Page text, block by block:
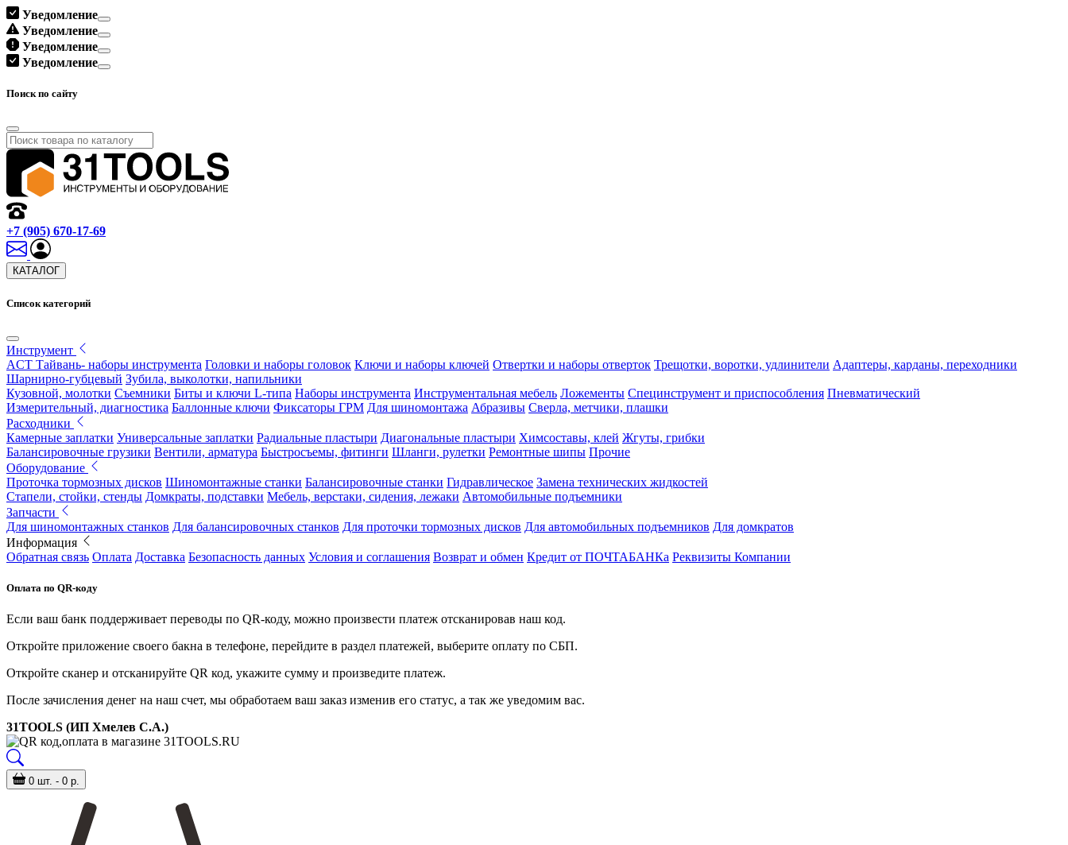
Уведомление
Уведомление
Уведомление
Уведомление
Поиск по сайту
+7 (905) 670-17-69
КАТАЛОГ
Список категорий
Инструмент
ACT Тайвань- наборы инструмента Головки и наборы головок Ключи и наборы ключей Отвертки и наборы отверток Трещотки, воротки, удлинители Адаптеры, карданы, переходники
Шарнирно-губцевый Зубила, выколотки, напильники
Кузовной, молотки Съемники Биты и ключи L-типа Наборы инструмента Инструментальная мебель Ложементы Специнструмент и приспособления Пневматический
Измерительный, диагностика Баллонные ключи Фиксаторы ГРМ Для шиномонтажа Абразивы Сверла, метчики, плашки
Расходники
Камерные заплатки Универсальные заплатки Радиальные пластыри Диагональные пластыри Химсоставы, клей Жгуты, грибки
Балансировочные грузики Вентили, арматура Быстросъемы, фитинги Шланги, рулетки Ремонтные шипы Прочие
Оборудование
Проточка тормозных дисков Шиномонтажные станки Балансировочные станки Гидравлическое Замена технических жидкостей
Стапели, стойки, стенды Домкраты, подставки Мебель, верстаки, сидения, лежаки Автомобильные подъемники
Запчасти
Для шиномонтажных станков Для балансировочных станков Для проточки тормозных дисков Для автомобильных подъемников Для домкратов
Информация
Обратная связь Оплата Доставка Безопасность данных Условия и соглашения Возврат и обмен Кредит от ПОЧТАБАНКа Реквизиты Компании
Оплата по QR-коду
Если ваш банк поддерживает переводы по QR-коду, можно произвести платеж отсканировав наш код.
Откройте приложение своего бакна в телефоне, перейдите в раздел платежей, выберите оплату по СБП.
Откройте сканер и отсканируйте QR код, укажите сумму и произведите платеж.
После зачисления денег на наш счет, мы обработаем ваш заказ изменив его статус, а так же уведомим вас.
31TOOLS (ИП Хмелев С.А.)
0 шт. - 0 р.